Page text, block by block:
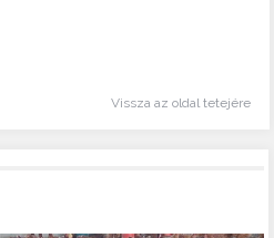
Vissza az oldal tetejére